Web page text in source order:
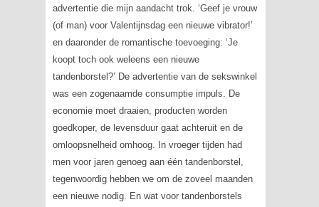
advertentie die mijn aandacht trok. ‘Geef je vrouw
(of man) voor Valentijnsdag een nieuwe vibrator!’
en daaronder de romantische toevoeging: ‘Je
koopt toch ook weleens een nieuwe
tandenborstel?’ De advertentie van de sekswinkel
was een zogenaamde consumptie impuls. De
economie moet draaien, producten worden
goedkoper, de levensduur gaat achteruit en de
omloopsnelheid omhoog. In vroeger tijden had
men voor jaren genoeg aan één tandenborstel,
tegenwoordig hebben we om de zoveel maanden
een nieuwe nodig. En wat voor tandenborstels